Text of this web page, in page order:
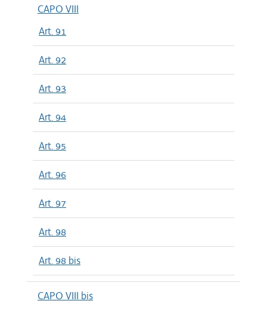
CAPO VIII
Art. 91
Art. 92
Art. 93
Art. 94
Art. 95
Art. 96
Art. 97
Art. 98
Art. 98 bis
CAPO VIII bis